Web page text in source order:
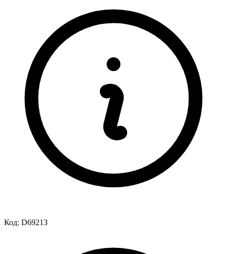
Код: D69213